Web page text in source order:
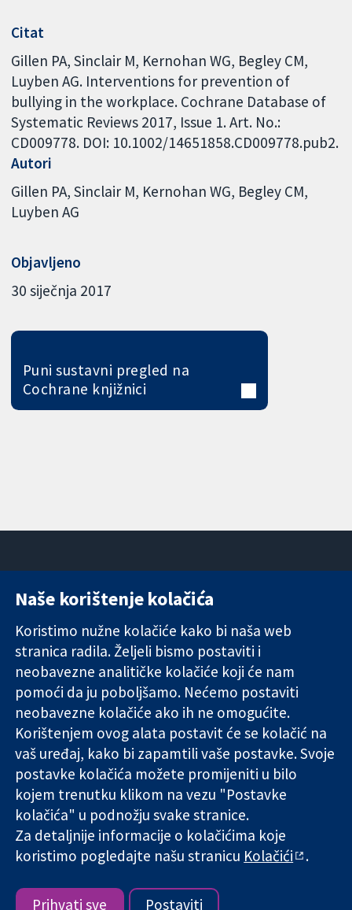
Citat
Gillen PA, Sinclair M, Kernohan WG, Begley CM,
Luyben AG. Interventions for prevention of
bullying in the workplace. Cochrane Database of
Systematic Reviews 2017, Issue 1. Art. No.:
CD009778. DOI: 10.1002/14651858.CD009778.pub2.
Autori
Gillen PA Sinclair M Kernohan WG Begley CM
Luyben AG
Objavljeno
30 siječnja 2017
Puni sustavni pregled na
Cochrane knjižnici
Pouzdani dokazi.
Utemeljeni
dokazi.
Bolje zdravlje.
11-13 Cavendish
London
W1G 0AN
Ujedinjeno
Kraljevstvo
Novosti
medije
O nama
Poslovi
Cochrane
Library
The Cochrane Collaboration is a charity (no. 1045921) and a
company limited by guarantee (no. 03044323) registered in
England & Wales. VAT registration number GB 718 2127 49.
Copyright © 2026 The Cochrane Collaboration
Politika kolačića|Postavke kolačića
Naše korištenje kolačića
Koristimo nužne kolačiće kako bi naša web
stranica radila. Željeli bismo postaviti i
neobavezne analitičke kolačiće koji će nam
pomoći da ju poboljšamo. Nećemo postaviti
neobavezne kolačiće ako ih ne omogućite.
Korištenjem ovog alata postavit će se kolačić na
vaš uređaj, kako bi zapamtili vaše postavke. Svoje
postavke kolačića možete promijeniti u bilo
kojem trenutku klikom na vezu "Postavke
kolačića" u podnožju svake stranice.
Za detaljnije informacije o kolačićima koje
koristimo pogledajte našu stranicu Kolačići .
Prihvati sve Postaviti